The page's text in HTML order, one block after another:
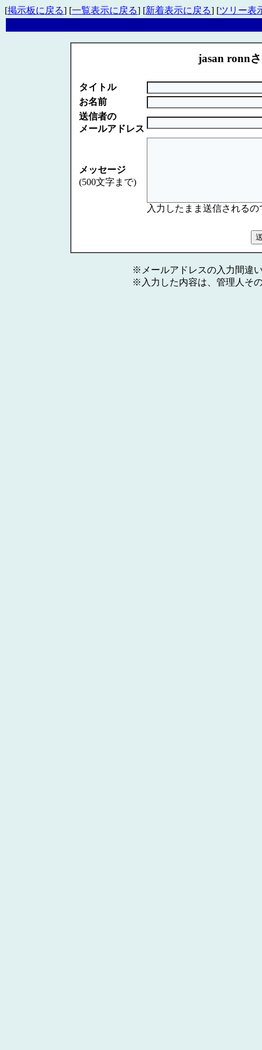
[掲示板に戻る] [一覧表示に戻る] [新着表示に戻る] [ツリー表
jasan ronn
タイトル
お名前
送信者の
メールアドレス
メッセージ
(500文字まで)
入力したまま送信される
※メールアドレスの入力間違
※入力した内容は、管理人そ